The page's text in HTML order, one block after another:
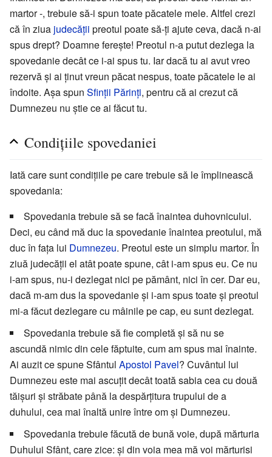
martor -, trebuie să-i spun toate păcatele mele. Altfel crezi
că în ziua judecății preotul poate să-ți ajute ceva, dacă n-ai
spus drept? Doamne ferește! Preotul n-a putut dezlega la
spovedanie decât ce i-ai spus tu. Iar dacă tu ai avut vreo
rezervă și ai ținut vreun păcat nespus, toate păcatele le ai
îndoite. Așa spun Sfinții Părinți, pentru că ai crezut că
Dumnezeu nu știe ce ai făcut tu.
Condițiile spovedaniei
Iată care sunt condițiile pe care trebuie să le împlinească
spovedania:
Spovedania trebuie să se facă înaintea duhovnicului.
Deci, eu când mă duc la spovedanie înaintea preotului, mă
duc în fața lui Dumnezeu. Preotul este un simplu martor. În
ziuă judecății el atât poate spune, cât i-am spus eu. Ce nu
i-am spus, nu-i dezlegat nici pe pământ, nici în cer. Dar eu,
dacă m-am dus la spovedanie și i-am spus toate și preotul
mi-a făcut dezlegare cu mâinile pe cap, eu sunt dezlegat.
Spovedania trebuie să fie completă și să nu se
ascundă nimic din cele făptuite, cum am spus mai înainte.
Ai auzit ce spune Sfântul Apostol Pavel? Cuvântul lui
Dumnezeu este mai ascuțit decât toată sabia cea cu două
tăișuri și străbate până la despărțitura trupului de a
duhului, cea mai înaltă unire între om și Dumnezeu.
Spovedania trebuie făcută de bună voie, după mărturia
Duhului Sfânt, care zice: și din voia mea mă voi mărturisi